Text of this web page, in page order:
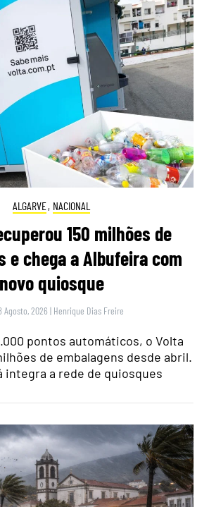
ALGARVE, NACIONAL
150 milhões de
e chega a Albufeira com
novo quiosque
Agosto, 2026 | Henrique Dias Freire
pontos automáticos, o Volta
de embalagens desde abril.
integra a rede de quiosques